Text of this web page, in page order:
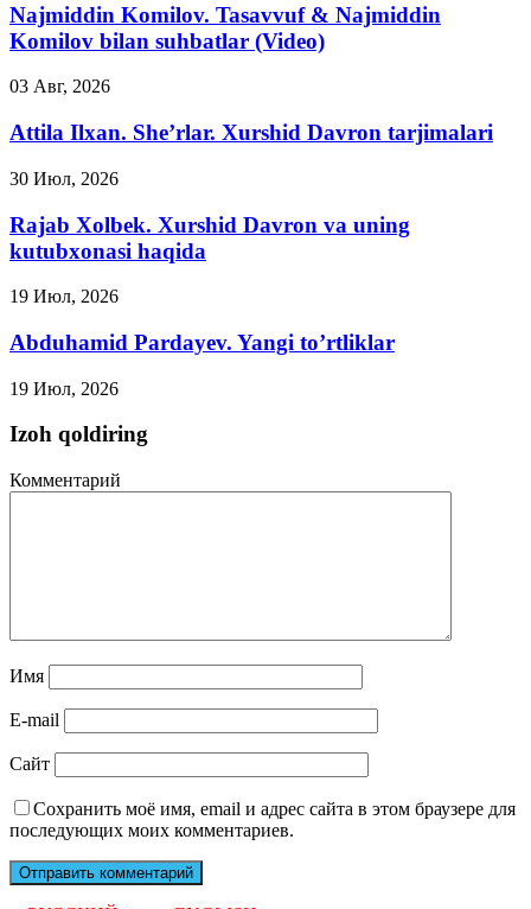
Najmiddin Komilov. Tasavvuf & Najmiddin
Komilov bilan suhbatlar (Video)
03 Авг, 2026
Attila Ilxan. She’rlar. Xurshid Davron tarjimalari
30 Июл, 2026
Rajab Xolbek. Xurshid Davron va uning
kutubxonasi haqida
19 Июл, 2026
Abduhamid Pardayev. Yangi to’rtliklar
19 Июл, 2026
Izoh qoldiring
Комментарий
Имя
E-mail
Сайт
Сохранить моё имя, email и адрес сайта в этом браузере для
последующих моих комментариев.